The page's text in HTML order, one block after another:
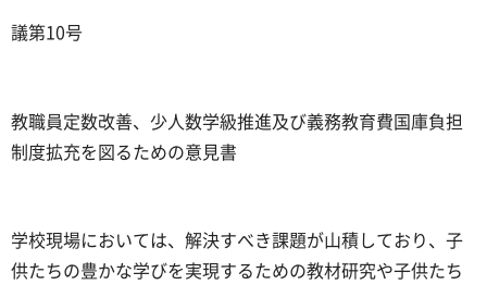
議第10号
教職員定数改善、少人数学級推進及び義務教育費国庫負担
制度拡充を図るための意見書
学校現場においては、解決すべき課題が山積しており、子
供たちの豊かな学びを実現するための教材研究や子供たち